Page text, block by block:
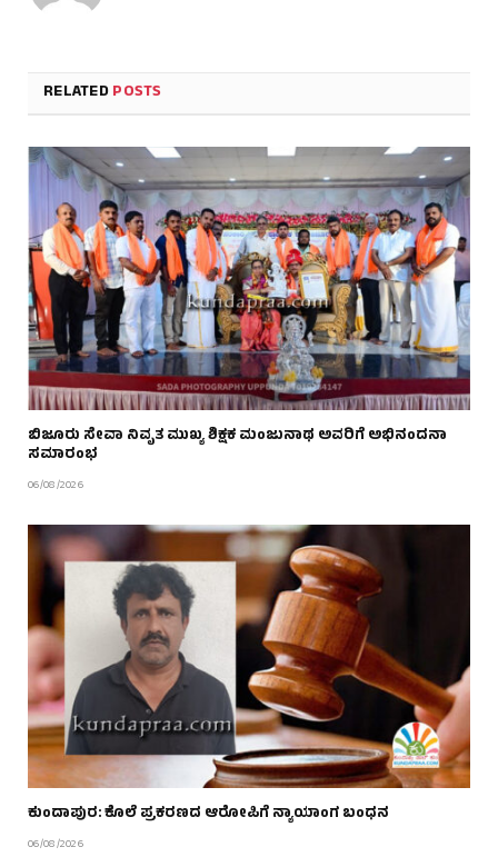
RELATEDPOSTS
ಬಿಜೂರು ಸೇವಾ ನಿವೃತ ಮುಖ್ಯ ಶಿಕ್ಷಕ ಮಂಜುನಾಥ ಅವರಿಗೆ ಅಭಿನಂದನಾ
ಸಮಾರಂಭ
06/08/2026
ಕುಂದಾಪುರ: ಕೊಲೆ ಪ್ರಕರಣದ ಆರೋಪಿಗೆ ನ್ಯಾಯಾಂಗ ಬಂಧನ
06/08/2026